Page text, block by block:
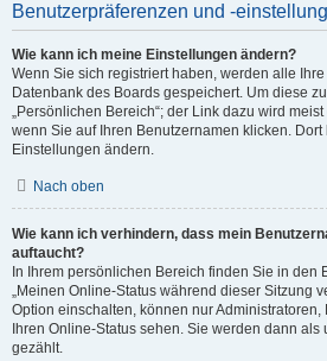
Benutzerpräferenzen und -
Wie kann ich meine Einstellungen ändern?
Wenn Sie sich registriert haben, werden alle
Datenbank des Boards gespeichert. Um diese
„Persönlichen Bereich“; der Link dazu wird
wenn Sie auf Ihren Benutzernamen klicken.
Einstellungen ändern.
Nach oben
Wie kann ich verhindern, dass mein
auftaucht?
In Ihrem persönlichen Bereich finden Sie in den
„Meinen Online-Status während dieser Sitzung
Option einschalten, können nur
Ihren Online-Status sehen. Sie werden dann
gezählt.